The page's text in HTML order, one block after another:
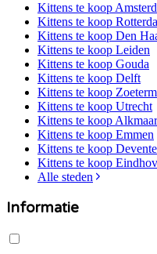
Kittens te koop
Kittens te koop
Kittens te koop Den
Kittens te koop Leiden
Kittens te koop Gouda
Kittens te koop Delft
Kittens te koop
Kittens te koop Utrecht
Kittens te koop Alkmaar
Kittens te koop Emmen
Kittens te koop
Kittens te koop
Alle steden
Informatie